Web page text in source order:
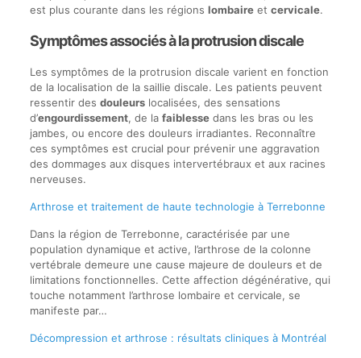
est plus courante dans les régions lombaireet cervicale.
Symptômes associés à la protrusion discale
Les symptômes de la protrusion discale varient en fonction
de la localisation de la saillie discale. Les patients peuvent
ressentir des douleurslocalisées, des sensations
d’engourdissement, de la faiblessedans les bras ou les
jambes, ou encore des douleurs irradiantes. Reconnaître
ces symptômes est crucial pour prévenir une aggravation
des dommages aux disques intervertébraux et aux racines
nerveuses.
Arthrose et traitement de haute technologie à Terrebonne
Dans la région de Terrebonne, caractérisée par une
population dynamique et active, l’arthrose de la colonne
vertébrale demeure une cause majeure de douleurs et de
limitations fonctionnelles. Cette affection dégénérative, qui
touche notamment l’arthrose lombaire et cervicale, se
manifeste par…
Décompression et arthrose : résultats cliniques à Montréal